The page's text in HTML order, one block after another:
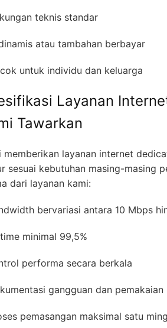
teknis standar
atau tambahan berbayar
untuk individu dan keluarga
Layanan
Tawarkan
memberikan layanan internet
sesuai kebutuhan masing-masing
dari layanan kami:
bervariasi antara 10 Mbps
minimal 99,5%
performa secara berkala
gangguan dan
pemasangan maksimal satu